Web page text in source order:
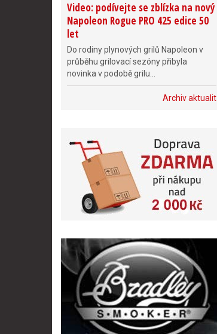
Video: podívejte se zblízka na nový
Napoleon Rogue PRO 425 edice 50
let
Do rodiny plynových grilů Napoleon v
průběhu grilovací sezóny přibyla
novinka v podobě grilu...
Archiv aktualit